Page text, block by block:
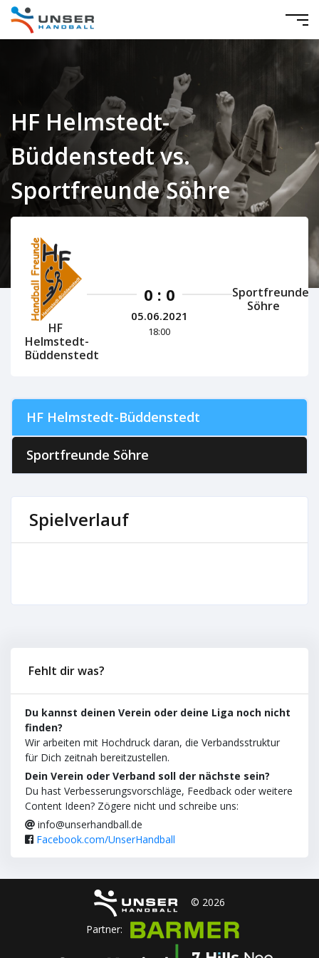
HF Helmstedt-
Büddenstedt vs.
Sportfreunde Söhre
HF
Helmstedt-
Büddenstedt
0 : 0
05.06.2021
18:00
Sportfreunde
Söhre
HF Helmstedt-Büddenstedt
Sportfreunde Söhre
Spielverlauf
Fehlt dir was?
Du kannst deinen Verein oder deine Liga noch nicht
finden?
Wir arbeiten mit Hochdruck daran, die Verbandsstruktur
für Dich zeitnah bereitzustellen.
Dein Verein oder Verband soll der nächste sein?
Du hast Verbesserungsvorschläge, Feedback oder weitere
Content Ideen? Zögere nicht und schreibe uns:
info@unserhandball.de
Facebook.com/UnserHandball
© 2026
Partner: